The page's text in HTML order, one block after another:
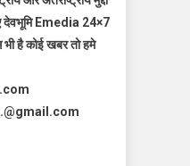
देवभूमि Emedia 24×7
है कोई खबर तो हमे